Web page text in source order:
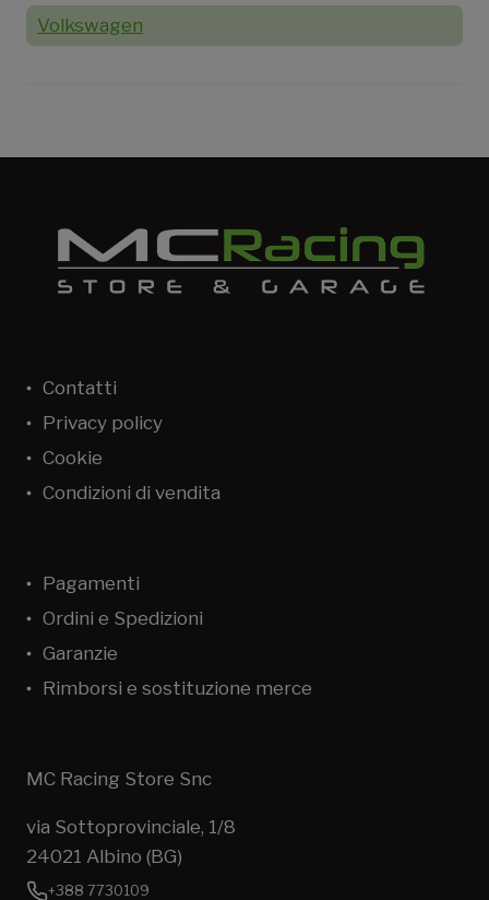
Volkswagen
Contatti
Privacy policy
Cookie
Condizioni di vendita
Pagamenti
Ordini e Spedizioni
Garanzie
Rimborsi e sostituzione merce
MC Racing Store Snc
via Sottoprovinciale, 1/8
24021 Albino (BG)
+388 7730109